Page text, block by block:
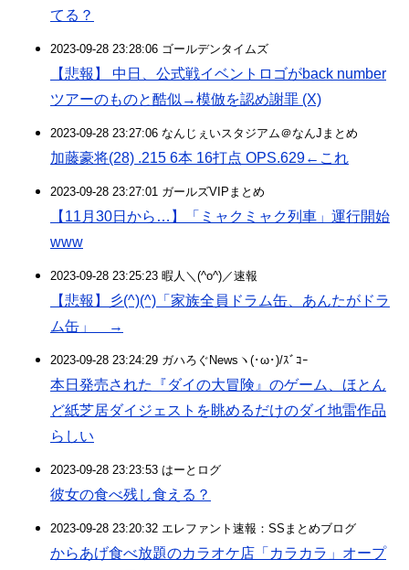
てる？
2023-09-28 23:28:06 ゴールデンタイムズ
【悲報】 中日、公式戦イベントロゴがback number
ツアーのものと酷似→模倣を認め謝罪 (X)
2023-09-28 23:27:06 なんじぇいスタジアム＠なんJまとめ
加藤豪将(28) .215 6本 16打点 OPS.629←これ
2023-09-28 23:27:01 ガールズVIPまとめ
【11月30日から…】「ミャクミャク列車」運行開始
www
2023-09-28 23:25:23 暇人＼(^o^)／速報
【悲報】彡(^)(^)「家族全員ドラム缶、あんたがドラ
ム缶」 →
2023-09-28 23:24:29 ガハろぐNewsヽ(･ω･)/ｽﾞｺｰ
本日発売された『ダイの大冒険』のゲーム、ほとん
ど紙芝居ダイジェストを眺めるだけのダイ地雷作品
らしい
2023-09-28 23:23:53 はーとログ
彼女の食べ残し食える？
2023-09-28 23:20:32 エレファント速報：SSまとめブログ
からあげ食べ放題のカラオケ店「カラカラ」オープ